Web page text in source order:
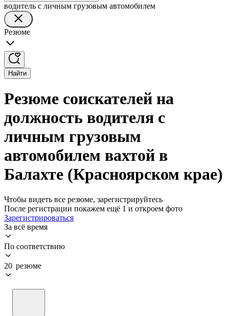
водитель с личным грузовым автомобилем
Резюме
Найти
Резюме соискателей на
должность водителя с
личным грузовым
автомобилем вахтой в
Балахте (Красноярском крае)
Чтобы видеть все резюме, зарегистрируйтесь
После регистрации покажем ещё 1 и откроем фото
Зарегистрироваться
За всё время
По соответствию
20 резюме